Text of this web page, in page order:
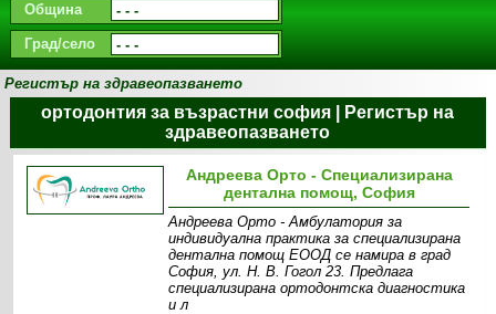
Община
Град/село
Регистър на здравеопазването
ортодонтия за възрастни софия | Регистър на
здравеопазването
Андреева Орто - Специализирана
дентална помощ, София
Андреева Орто - Амбулатория за
индивидуална практика за специализирана
дентална помощ ЕООД се намира в град
София, ул. Н. В. Гогол 23. Предлага
специализирана ортодонтска диагностика
и л